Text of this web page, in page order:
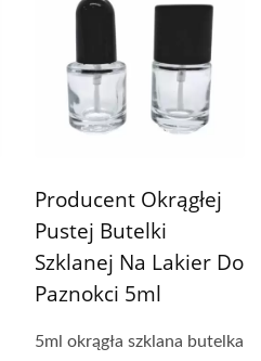
Producent Okrągłej
Pustej Butelki
Szklanej Na Lakier Do
Paznokci 5ml
5ml okrągła szklana butelka